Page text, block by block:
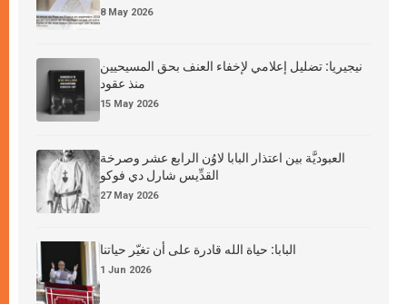
8 May 2026
نيجيريا: تضليل إعلامي لإخفاء العنف بحق المسيحيين
منذ عقود
15 May 2026
العبوديَّة بين اعتذار البابا لاوُن الرابع عشر وصرخة
القدِّيس شارل دي فوكو
27 May 2026
البابا: حياة الله قادرة على أن تغيّر حياتنا
1 Jun 2026